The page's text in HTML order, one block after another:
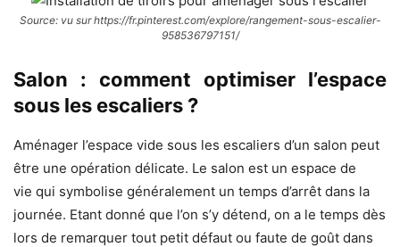
Source: vu sur https://fr.pinterest.com/explore/rangement-sous-escalier-
958536797151/
Salon : comment optimiser l’espace
sous les escaliers ?
Aménager l’espace vide sous les escaliers d’un salon peut
être une opération délicate. Le salon est un espace de
vie qui symbolise généralement un temps d’arrêt dans la
journée. Etant donné que l’on s’y détend, on a le temps dès
lors de remarquer tout petit défaut ou faute de goût dans